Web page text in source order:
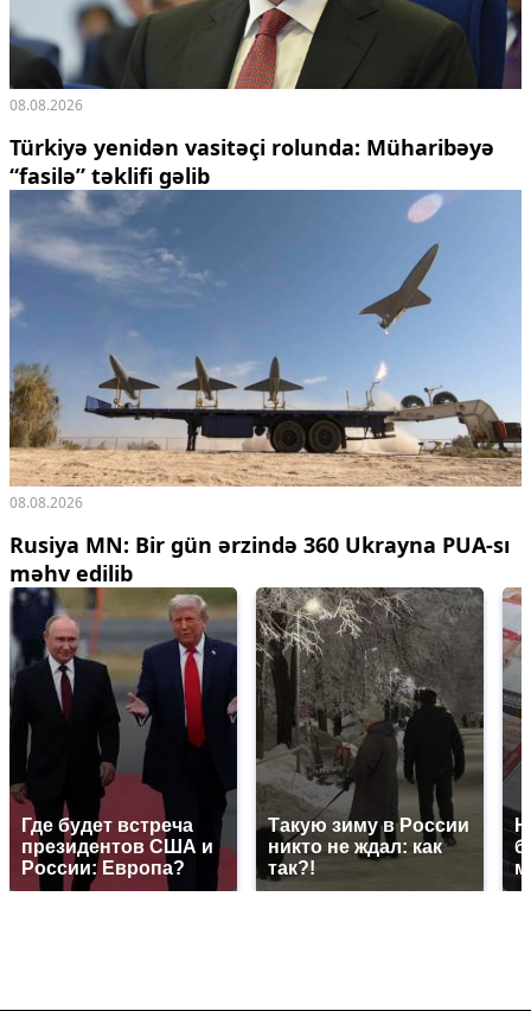
08.08.2026
Türkiyə yenidən vasitəçi rolunda: Müharibəyə
“fasilə” təklifi gəlib
08.08.2026
Rusiya MN: Bir gün ərzində 360 Ukrayna PUA-sı
məhv edilib
Где будет встреча
президентов США и
России: Европа?
Такую зиму в России
никто не ждал: как
так?!